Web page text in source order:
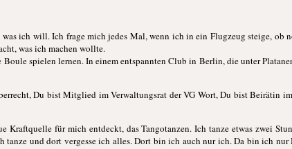
ich will. Ich frage mich jedes Mal, wenn ich in ein Flugzeug steige, ob
was ich machen wollte.
Boule spielen lernen. In einem entspannten Club in Berlin, die unter
Du bist Mitglied im Verwaltungsrat der VG Wort, Du bist Beirätin
Kraftquelle für mich entdeckt, das Tangotanzen. Ich tanze etwas zwei
tanze und dort vergesse ich alles. Dort bin ich auch nur ich. Da bin ich